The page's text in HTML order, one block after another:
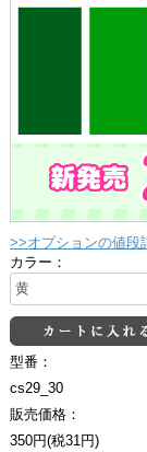
>>オプションの値段
カラー：
型番：
cs29_30
販売価格：
350円(税31円)